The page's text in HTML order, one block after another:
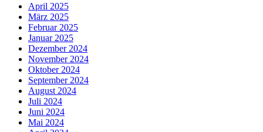
April 2025
März 2025
Februar 2025
Januar 2025
Dezember 2024
November 2024
Oktober 2024
September 2024
August 2024
Juli 2024
Juni 2024
Mai 2024